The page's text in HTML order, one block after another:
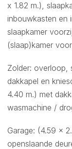
x 1.82 m.),
inbouwkasten en
slaapkamer
(slaap)kamer
Zolder: overloop,
dakkapel en
4.40 m.) met
wasmachine /
Garage: (4.59 x
openslaande